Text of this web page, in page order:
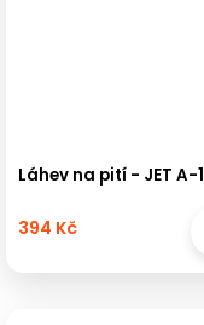
Láhev na pití - JET A-1
394 Kč